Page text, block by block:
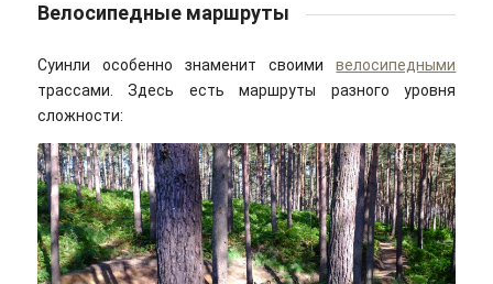
Велосипедные маршруты
Суинли особенно знаменит своимивелосипедными
трассами. Здесь есть маршруты разного уровня
сложности: